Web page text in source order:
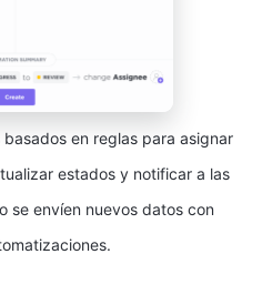
en reglas para asignar
estados y notificar a las
se envíen nuevos datos con